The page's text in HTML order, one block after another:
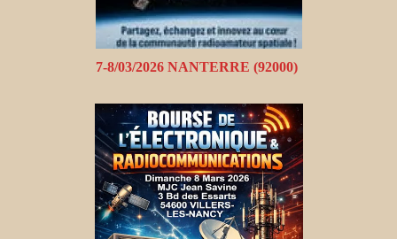
7-8/03/2026 NANTERRE (92000)